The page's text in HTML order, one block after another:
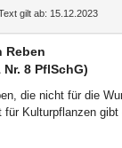
gilt ab: 15.12.2023
Reben
8 PflSchG)
die nicht für die
für Kulturpflanzen